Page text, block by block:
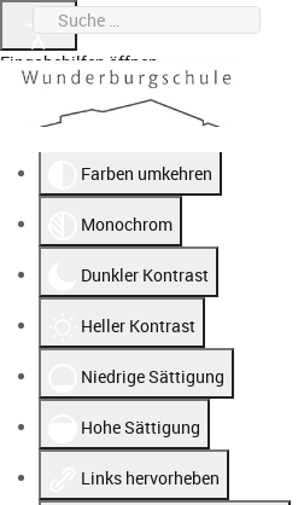
Eingabehilfen öffnen
Farben umkehren
Monochrom
Dunkler Kontrast
Heller Kontrast
Niedrige Sättigung
Hohe Sättigung
Links hervorheben
Suchen